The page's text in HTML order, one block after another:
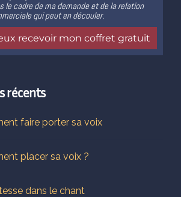
récents
faire porter sa voix
placer sa voix ?
dans le chant